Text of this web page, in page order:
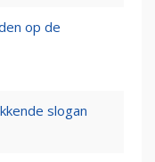
op de
slogan